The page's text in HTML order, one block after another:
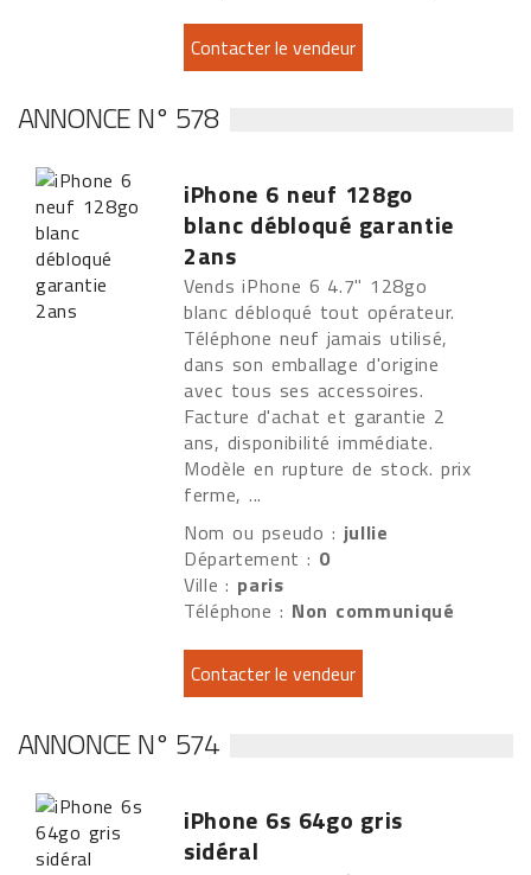
ANNONCE N° 578
iPhone 6 neuf 128go
blanc débloqué garantie
2ans
Vends iPhone 6 4.7" 128go
blanc débloqué tout opérateur.
Téléphone neuf jamais utilisé,
dans son emballage d'origine
avec tous ses accessoires.
Facture d'achat et garantie 2
ans, disponibilité immédiate.
Modèle en rupture de stock. prix
ferme, ...
Nom ou pseudo : jullie
Département : 0
Ville : paris
Téléphone : Non communiqué
ANNONCE N° 574
iPhone 6s 64go gris
sidéral